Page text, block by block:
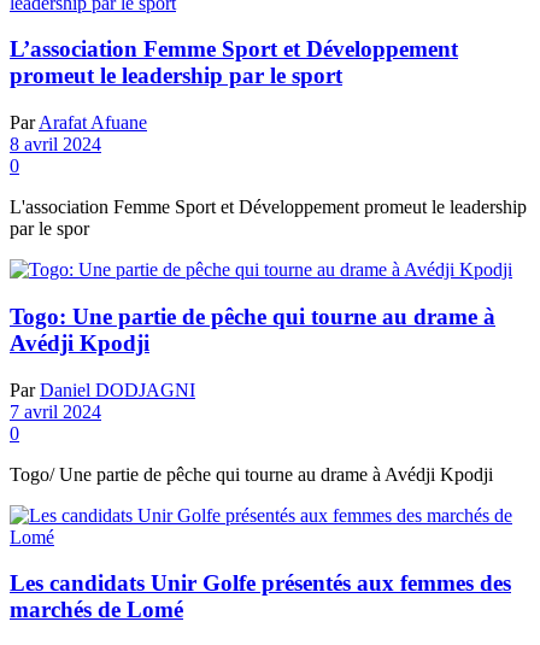
L’association Femme Sport et Développement
promeut le leadership par le sport
Par Arafat Afuane
8 avril 2024
0
L'association Femme Sport et Développement promeut le leadership
par le spor
Togo: Une partie de pêche qui tourne au drame à
Avédji Kpodji
Par Daniel DODJAGNI
7 avril 2024
0
Togo/ Une partie de pêche qui tourne au drame à Avédji Kpodji
Les candidats Unir Golfe présentés aux femmes des
marchés de Lomé